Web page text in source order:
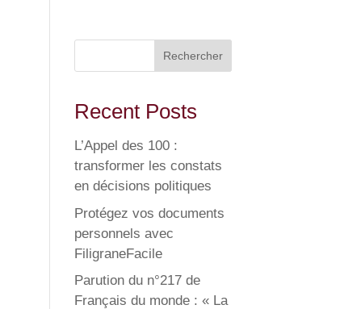
Rechercher
Recent Posts
L’Appel des 100 :
transformer les constats
en décisions politiques
Protégez vos documents
personnels avec
FiligraneFacile
Parution du n°217 de
Français du monde : « La